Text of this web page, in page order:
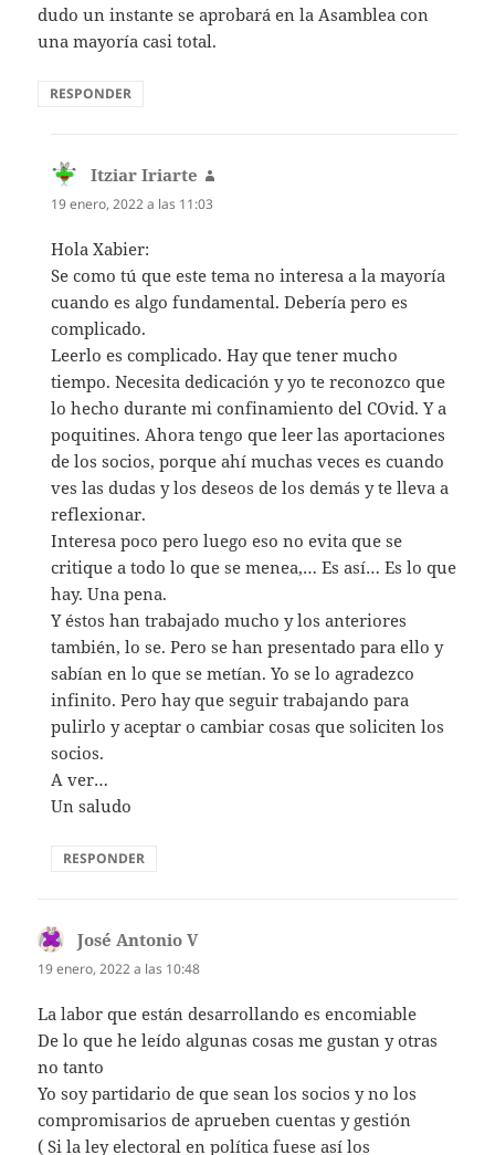
dudo un instante se aprobará en la Asamblea con
una mayoría casi total.
RESPONDER
Itziar Iriarte
19 enero, 2022 a las 11:03
Hola Xabier:
Se como tú que este tema no interesa a la mayoría
cuando es algo fundamental. Debería pero es
complicado.
Leerlo es complicado. Hay que tener mucho
tiempo. Necesita dedicación y yo te reconozco que
lo hecho durante mi confinamiento del COvid. Y a
poquitines. Ahora tengo que leer las aportaciones
de los socios, porque ahí muchas veces es cuando
ves las dudas y los deseos de los demás y te lleva a
reflexionar.
Interesa poco pero luego eso no evita que se
critique a todo lo que se menea,… Es así… Es lo que
hay. Una pena.
Y éstos han trabajado mucho y los anteriores
también, lo se. Pero se han presentado para ello y
sabían en lo que se metían. Yo se lo agradezco
infinito. Pero hay que seguir trabajando para
pulirlo y aceptar o cambiar cosas que soliciten los
socios.
A ver…
Un saludo
RESPONDER
José Antonio Vdice:
19 enero, 2022 a las 10:48
La labor que están desarrollando es encomiable
De lo que he leído algunas cosas me gustan y otras
no tanto
Yo soy partidario de que sean los socios y no los
compromisarios de aprueben cuentas y gestión
( Si la ley electoral en política fuese así los